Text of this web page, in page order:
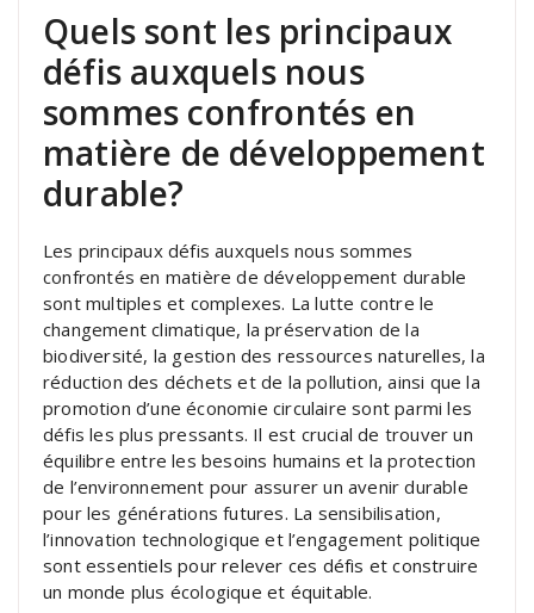
Quels sont les principaux
défis auxquels nous
sommes confrontés en
matière de développement
durable?
Les principaux défis auxquels nous sommes
confrontés en matière de développement durable
sont multiples et complexes. La lutte contre le
changement climatique, la préservation de la
biodiversité, la gestion des ressources naturelles, la
réduction des déchets et de la pollution, ainsi que la
promotion d’une économie circulaire sont parmi les
défis les plus pressants. Il est crucial de trouver un
équilibre entre les besoins humains et la protection
de l’environnement pour assurer un avenir durable
pour les générations futures. La sensibilisation,
l’innovation technologique et l’engagement politique
sont essentiels pour relever ces défis et construire
un monde plus écologique et équitable.